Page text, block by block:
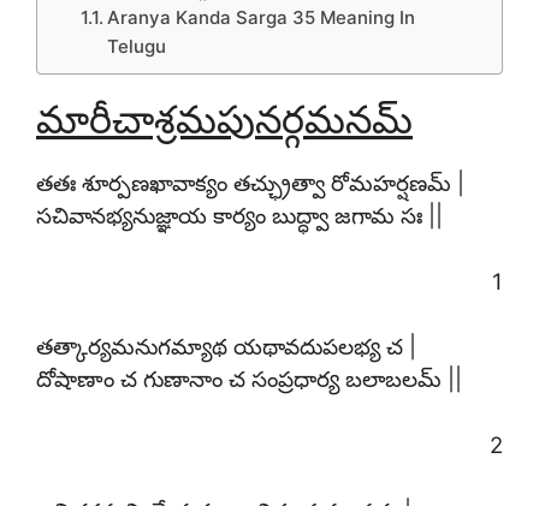
Aranya Kanda Sarga 35 Meaning In
Telugu
మారీచాశ్రమపునర్గమనమ్
తతః శూర్పణఖావాక్యం తచ్ఛ్రుత్వా రోమహర్షణమ్ |
సచివానభ్యనుజ్ఞాయ కార్యం బుద్ధ్వా జగామ సః ||
1
తత్కార్యమనుగమ్యాథ యథావదుపలభ్య చ |
దోషాణాం చ గుణానాం చ సంప్రధార్య బలాబలమ్ ||
2